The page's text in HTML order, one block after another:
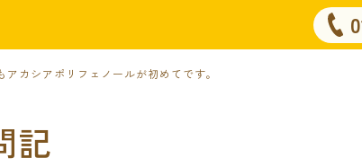
カシアポリフェノールが初めてです。
記